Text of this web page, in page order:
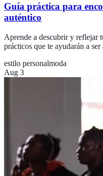
Guía práctica para
auténtico
Aprende a descubrir y reflejar
prácticos que te ayudarán a
estilo personalmoda
Aug 3